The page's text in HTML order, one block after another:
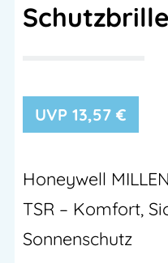
13,57 €
Honeywell
TSR – Komfort,
Sonnenschutz